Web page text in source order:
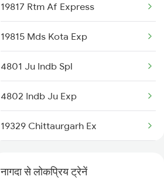
19817 Rtm Af Express
19815 Mds Kota Exp
4801 Ju Indb Spl
4802 Indb Ju Exp
19329 Chittaurgarh Ex
नागदा से लोकप्रिय ट्रेनें